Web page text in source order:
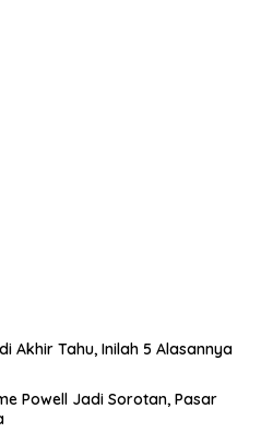
Akhir Tahu, Inilah 5 Alasannya
Powell Jadi Sorotan, Pasar